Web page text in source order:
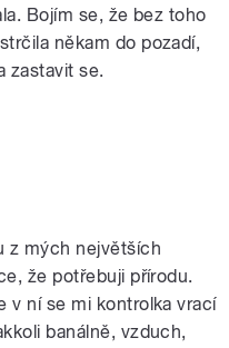
Bojím se, že bez toho
někam do pozadí,
zastavit se.
z mých největších
že potřebuji přírodu.
v ní se mi kontrolka vrací
banálně, vzduch,